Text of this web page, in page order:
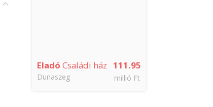
111.95
millió Ft
Eladó Családi ház
Dunaszeg